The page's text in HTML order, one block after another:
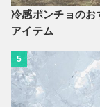
冷感ポンチョのお
アイテム
5